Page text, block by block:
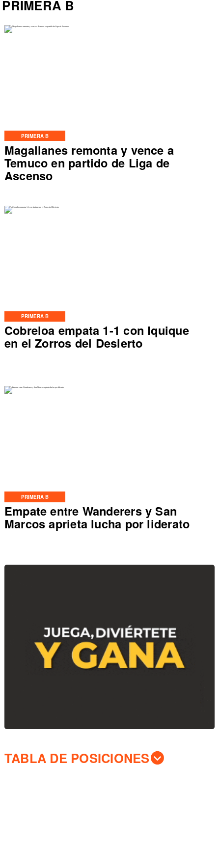
PRIMERA B
Magallanes remonta y vence a
Temuco en partido de Liga de
Ascenso
PRIMERA B
Cobreloa empata 1-1 con Iquique
en el Zorros del Desierto
PRIMERA B
Empate entre Wanderers y San
Marcos aprieta lucha por liderato
PRIMERA B
TABLA DE POSICIONES